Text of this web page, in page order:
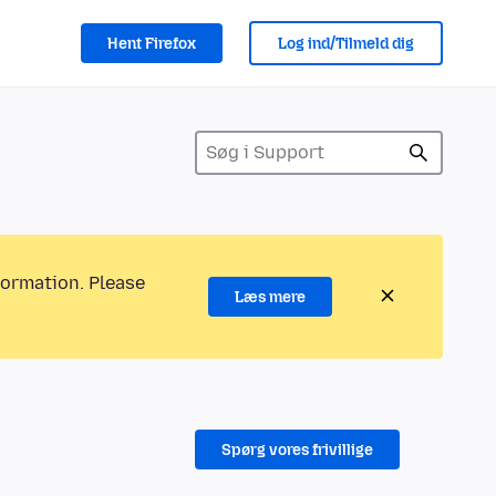
Hent Firefox Log ind/Tilmeld dig
Please
Læs mere
Spørg vores frivillige